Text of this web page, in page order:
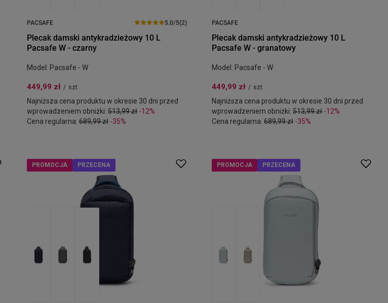
PACSAFE 5.0/5(2)
Plecak damski antykradzieżowy 10 L
Pacsafe W - czarny
Model: Pacsafe - W
449,99 zł / szt.
Najniższa cena produktu w okresie 30 dni przed
wprowadzeniem obniżki: 513,99 zł -12%
Cena regularna: 689,99 zł -35%
PACSAFE
Plecak damski antykradzieżowy 10 L
Pacsafe W - granatowy
Model: Pacsafe - W
449,99 zł / szt.
Najniższa cena produktu w okresie 30 dni przed
wprowadzeniem obniżki: 513,99 zł -12%
Cena regularna: 689,99 zł -35%
PROMOCJA PRZECENA PROMOCJA PRZECENA